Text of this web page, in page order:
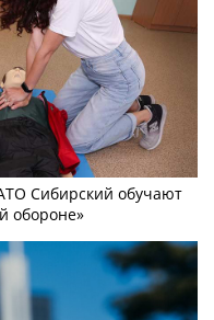
Сибирский обучают
обороне»